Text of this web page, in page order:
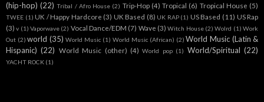
(hip-hop) (22) Tribal / Afro House (2) Trip-Hop (4) Tropical (6) Tropical House (5)
TWEE (1) UK / Happy Hardcore (3) UK Based (8) UK RAP (1) US Based (11) US Rap
(3) v (1) Vaporwave (2) Vocal Dance/EDM (7) Wave (3) Witch House (2) Wolrd (1) Work
Out (2) world (35) World Music (1) World Music (African) (2) World Music (Latin &
Hispanic) (22) World Music (other) (4) World pop (1) World/Spiritual (22)
YACHT ROCK (1)